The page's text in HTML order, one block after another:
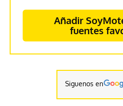
Añadir
fuentes
Siguenos en